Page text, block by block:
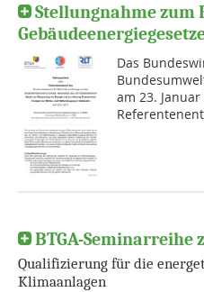
Stellungnahme zum
Das
am 23.
BTGA-Seminarreihe
Qualifizierung für die
Klimaanlagen